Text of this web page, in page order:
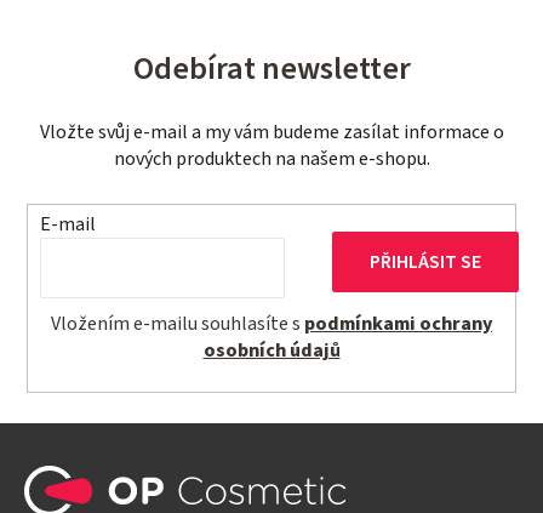
Odebírat newsletter
Vložte svůj e-mail a my vám budeme zasílat informace o
nových produktech na našem e-shopu.
E-mail
Vložením e-mailu souhlasíte s podmínkami ochrany
osobních údajů
PŘIHLÁSIT SE